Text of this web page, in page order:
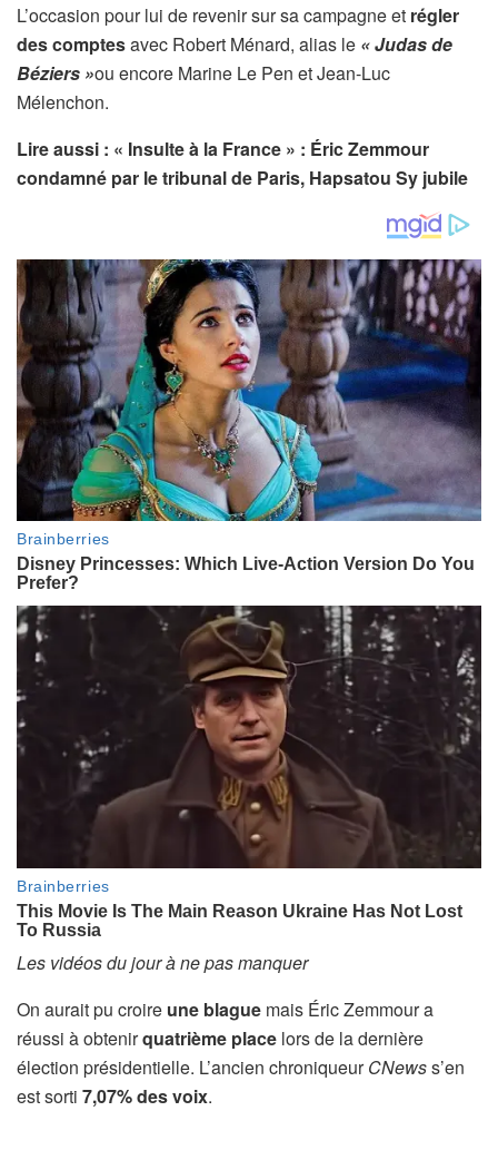
L’occasion pour lui de revenir sur sa campagne et régler
des comptesavec Robert Ménard, alias le « Judas de
Béziers »ou encore Marine Le Pen et Jean-Luc
Mélenchon.
Lire aussi : « Insulte à la France » : Éric Zemmour
condamné par le tribunal de Paris, Hapsatou Sy jubile
Les vidéos du jour à ne pas manquer
On aurait pu croire une blague mais Éric Zemmour a
réussi à obtenirquatrième place lors de la dernière
élection présidentielle. L’ancien chroniqueurCNewss’en
est sorti 7,07% des voix.